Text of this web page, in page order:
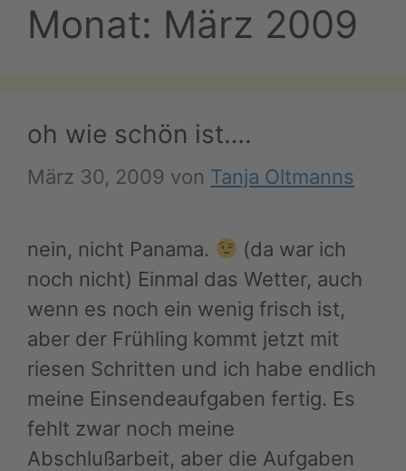
Monat: März 2009
oh wie schön ist….
März 30, 2009 von Tanja Oltmanns
nein, nicht Panama.
(da war ich
noch nicht) Einmal das Wetter, auch
wenn es noch ein wenig frisch ist,
aber der Frühling kommt jetzt mit
riesen Schritten und ich habe endlich
meine Einsendeaufgaben fertig. Es
fehlt zwar noch meine
Abschlußarbeit, aber die Aufgaben